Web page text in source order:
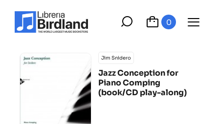
0
Jim Snidero
Jazz Conception for
Piano Comping
(book/CD play-along)